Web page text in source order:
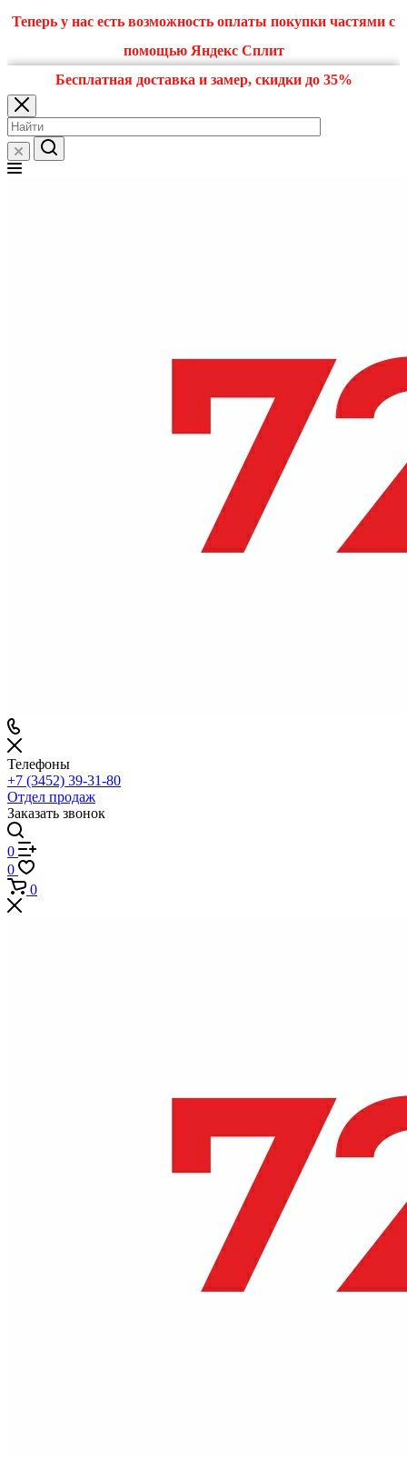
Теперь у нас есть возможность оплаты покупки частями с
помощью Яндекс Сплит
Бесплатная доставка и замер, скидки до 35%
Телефоны
+7 (3452) 39-31-80
Отдел продаж
Заказать звонок
0
0
0